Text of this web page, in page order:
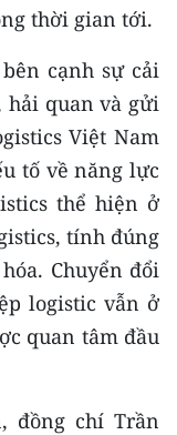
thời gian tới.
cạnh sự cải
hải quan và gửi
Việt Nam
tố về năng lực
thể hiện ở
tính đúng
Chuyển đổi
logistic vẫn ở
quan tâm đầu
đồng chí Trần